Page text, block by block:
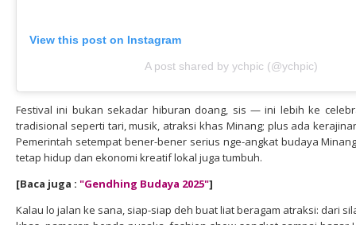
View this post on Instagram
A post shared by ychpic (@ychpic)
Festival ini bukan sekadar hiburan doang, sis — ini lebih ke
tradisional seperti tari, musik, atraksi khas Minang; plus ada
Pemerintah setempat bener-bener serius nge-angkat budaya
tetap hidup dan ekonomi kreatif lokal juga tumbuh.
[Baca juga : "Gendhing Budaya 2025"]
Kalau lo jalan ke sana, siap-siap deh buat liat beragam atraksi: dari